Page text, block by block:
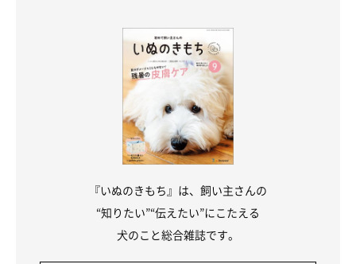
『いぬのきもち』は、飼い主さんの
“知りたい”“伝えたい”にこたえる
犬のこと総合雑誌です。